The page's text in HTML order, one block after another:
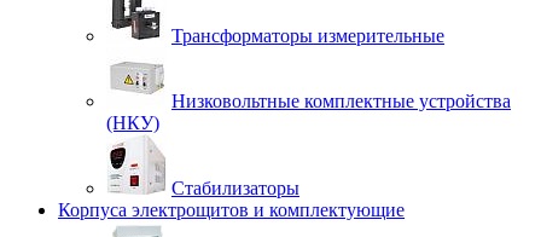
Трансформаторы измерительные
Низковольтные комплектные устройства
(НКУ)
Стабилизаторы
Корпуса электрощитов и комплектующие